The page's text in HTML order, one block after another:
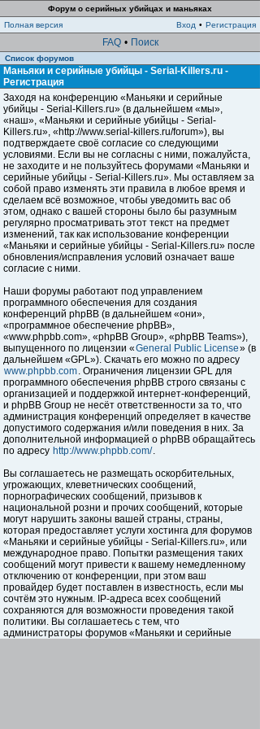
Форум о серийных убийцах и маньяках
Полная версия
Вход • Регистрация
FAQ • Поиск
Список форумов
Маньяки и серийные убийцы - Serial-Killers.ru -
Регистрация
Заходя на конференцию «Маньяки и серийные
убийцы - Serial-Killers.ru» (в дальнейшем «мы»,
«наш», «Маньяки и серийные убийцы - Serial-
Killers.ru», «http://www.serial-killers.ru/forum»), вы
подтверждаете своё согласие со следующими
условиями. Если вы не согласны с ними, пожалуйста,
не заходите и не пользуйтесь форумами «Маньяки и
серийные убийцы - Serial-Killers.ru». Мы оставляем за
собой право изменять эти правила в любое время и
сделаем всё возможное, чтобы уведомить вас об
этом, однако с вашей стороны было бы разумным
регулярно просматривать этот текст на предмет
изменений, так как использование конференции
«Маньяки и серийные убийцы - Serial-Killers.ru» после
обновления/исправления условий означает ваше
согласие с ними.
Наши форумы работают под управлением
программного обеспечения для создания
конференций phpBB (в дальнейшем «они»,
«программное обеспечение phpBB»,
«www.phpbb.com», «phpBB Group», «phpBB Teams»),
выпущенного по лицензии «General Public License» (в
дальнейшем «GPL»). Скачать его можно по адресу
www.phpbb.com. Ограничения лицензии GPL для
программного обеспечения phpBB строго связаны с
организацией и поддержкой интернет-конференций,
и phpBB Group не несёт ответственности за то, что
администрация конференций определяет в качестве
допустимого содержания и/или поведения в них. За
дополнительной информацией о phpBB обращайтесь
по адресу http://www.phpbb.com/.
Вы соглашаетесь не размещать оскорбительных,
угрожающих, клеветнических сообщений,
порнографических сообщений, призывов к
национальной розни и прочих сообщений, которые
могут нарушить законы вашей страны, страны,
которая предоставляет услуги хостинга для форумов
«Маньяки и серийные убийцы - Serial-Killers.ru», или
международное право. Попытки размещения таких
сообщений могут привести к вашему немедленному
отключению от конференции, при этом ваш
провайдер будет поставлен в известность, если мы
сочтём это нужным. IP-адреса всех сообщений
сохраняются для возможности проведения такой
политики. Вы соглашаетесь с тем, что
администраторы форумов «Маньяки и серийные